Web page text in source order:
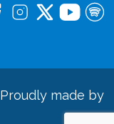
Proudly made by